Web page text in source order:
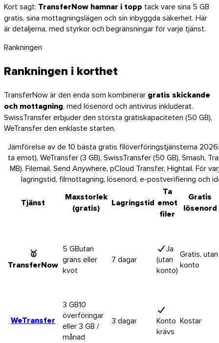
Kort sagt: TransferNow hamnar i topp tack vare sina 5 GB
gratis, sina mottagningslägen och sin inbyggda säkerhet. Här
är detaljerna, med styrkor och begränsningar för varje tjänst.
Rankningen
Rankningen i korthet
TransferNow är den enda som kombinerar gratis skickande
och mottagning, med lösenord och antivirus inkluderat.
SwissTransfer erbjuder den största gratiskapaciteten (50 GB),
WeTransfer den enklaste starten.
Jämförelse av de 10 bästa gratis filöverföringstjänsterna
ta emot), WeTransfer (3 GB), SwissTransfer (50 GB), Smash,
MB), Filemail, Send Anywhere, pCloud Transfer, Hightail. För
lagringstid, filmottagning, lösenord, e-postverifiering och
Tjänst
Maxstorlek
(gratis)
Lagringstid
Ta
emot
filer
Gratis
lösenord
🥇
TransferNow
5 GButan
gräns eller
kvot
7 dagar
Ja
(utan
konto)
Gratis, utan
konto
WeTransfer
3 GB10
överföringar
eller 3 GB /
månad
3 dagar
Konto
krävs
Kostar